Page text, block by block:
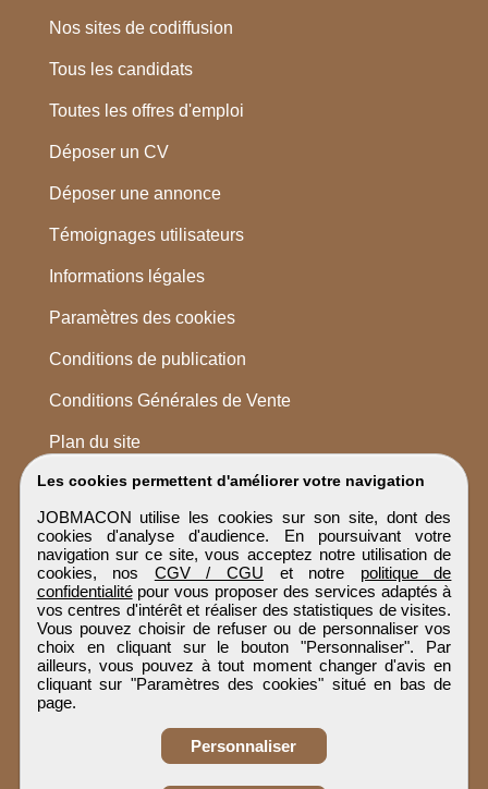
Les cookies permettent d'améliorer votre navigation
JOBMACON utilise les cookies sur son site, dont des
cookies d'analyse d'audience. En poursuivant votre
navigation sur ce site, vous acceptez notre utilisation de
cookies, nos CGV / CGU et notre politique de
confidentialitépour vous proposer des services adaptés à
vos centres d'intérêt et réaliser des statistiques de visites.
Vous pouvez choisir de refuser ou de personnaliser vos
choix en cliquant sur le bouton "Personnaliser". Par
ailleurs, vous pouvez à tout moment changer d'avis en
cliquant sur "Paramètres des cookies" situé en bas de
page.
Personnaliser
Nos sites de codiffusion
Tous les candidats
Toutes les offres d'emploi
Déposer un CV
Déposer une annonce
Témoignages utilisateurs
Informations légales
Paramètres des cookies
Conditions de publication
Conditions Générales de Vente
Plan du site